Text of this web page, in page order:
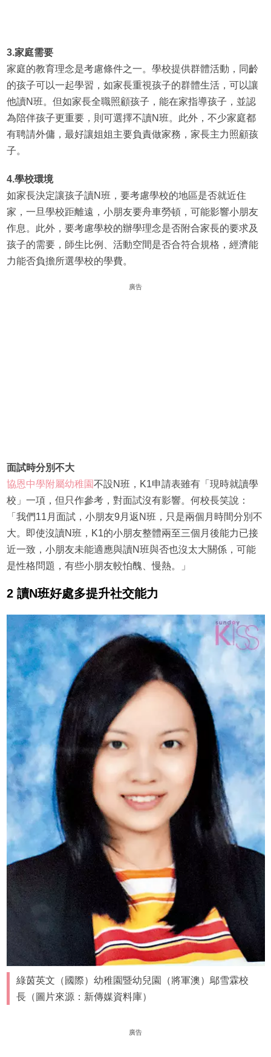
3.家庭需要
家庭的教育理念是考慮條件之一。學校提供群體活動，同齡
的孩子可以一起學習，如家長重視孩子的群體生活，可以讓
他讀N班。但如家長全職照顧孩子，能在家指導孩子，並認
為陪伴孩子更重要，則可選擇不讀N班。此外，不少家庭都
有聘請外傭，最好讓姐姐主要負責做家務，家長主力照顧孩
子。
4.學校環境
如家長決定讓孩子讀N班，要考慮學校的地區是否就近住
家，一旦學校距離遠，小朋友要舟車勞頓，可能影響小朋友
作息。此外，要考慮學校的辦學理念是否附合家長的要求及
孩子的需要，師生比例、活動空間是否合符合規格，經濟能
力能否負擔所選學校的學費。
廣告
面試時分別不大
協恩中學附屬幼稚園不設N班，K1申請表雖有「現時就讀學
校」一項，但只作參考，對面試沒有影響。何校長笑說：
「我們11月面試，小朋友9月返N班，只是兩個月時間分別不
大。即使沒讀N班，K1的小朋友整體兩至三個月後能力已接
近一致，小朋友未能適應與讀N班與否也沒太大關係，可能
是性格問題，有些小朋友較怕醜、慢熱。」
2 讀N班好處多提升社交能力
綠茵英文（國際）幼稚園暨幼兒園（將軍澳）鄔雪霖校
長（圖片來源：新傳媒資料庫）
廣告